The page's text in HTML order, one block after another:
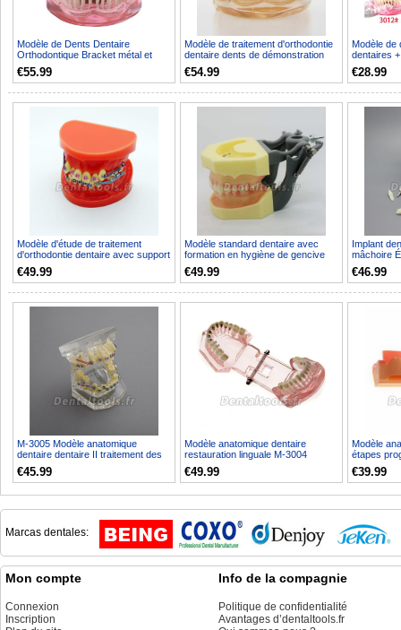
Modèle de Dents Dentaire
Orthodontique Bracket métal et
céramique étude 3003
€55.99
Modèle de traitement d'orthodontie
dentaire dents de démonstration
Bracket ortho...
€54.99
Modèle de
dentaires
pour tube
€28.99
Modèle d'étude de traitement
d'orthodontie dentaire avec support
d'orthodontie e...
€49.99
Modèle standard dentaire avec
formation en hygiène de gencive
douce # 1004 01
€49.99
Implant
mâchoire
2005
€46.99
M-3005 Modèle anatomique
dentaire dentaire II traitement des
chevauchements dent...
€45.99
Modèle anatomique dentaire
restauration linguale M-3004
€49.99
Modèle
étapes
M-2018
€39.99
Marcas dentales:
Mon compte
Connexion
Inscription
Info de la compagnie
Politique de confidentialité
Avantages d’dentaltools.fr